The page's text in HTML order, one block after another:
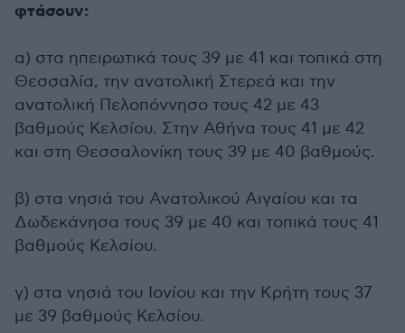
φτάσουν:
α) στα ηπειρωτικά τους 39 με 41 και τοπικά στη
Θεσσαλία, την ανατολική Στερεά και την
ανατολική Πελοπόννησο τους 42 με 43
βαθμούς Κελσίου. Στην Αθήνα τους 41 με 42
και στη Θεσσαλονίκη τους 39 με 40 βαθμούς.
β) στα νησιά του Ανατολικού Αιγαίου και τα
Δωδεκάνησα τους 39 με 40 και τοπικά τους 41
βαθμούς Κελσίου.
γ) στα νησιά του Ιονίου και την Κρήτη τους 37
με 39 βαθμούς Κελσίου.